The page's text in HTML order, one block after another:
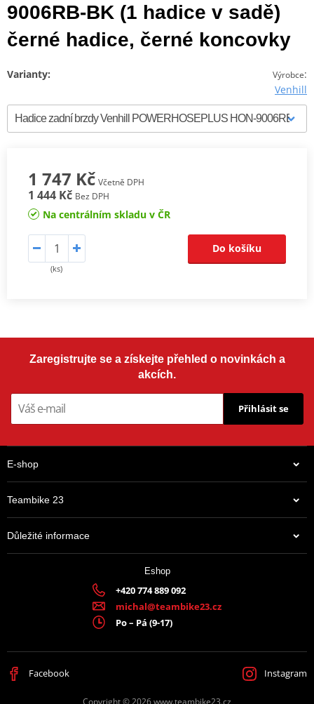
9006RB-BK (1 hadice v sadě)
černé hadice, černé koncovky
Výrobce:
Venhill
Varianty:
1 747 Kč Včetně DPH
1 444 Kč Bez DPH
Na centrálním skladu v ČR
(ks)
Do košíku
Zaregistrujte se a získejte přehled o novinkách a
akcích.
Přihlásit se
E-shop
Teambike 23
Důležité informace
Eshop
+420 774 889 092
michal@teambike23.cz
Po – Pá (9-17)
Facebook Instagram
Copyright © 2026 www.teambike23.cz